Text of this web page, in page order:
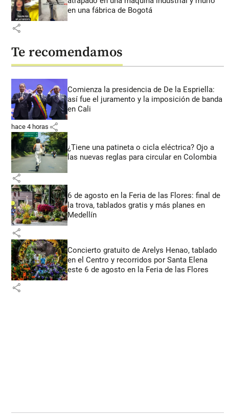
en una fábrica de Bogotá
share
Te recomendamos
Comienza la presidencia de De la Espriella:
así fue el juramento y la imposición de banda
en Cali
hace 4 horas share
¿Tiene una patineta o cicla eléctrica? Ojo a
las nuevas reglas para circular en Colombia
share
6 de agosto en la Feria de las Flores: final de
la trova, tablados gratis y más planes en
Medellín
share
Concierto gratuito de Arelys Henao, tablado
en el Centro y recorridos por Santa Elena
este 6 de agosto en la Feria de las Flores
share